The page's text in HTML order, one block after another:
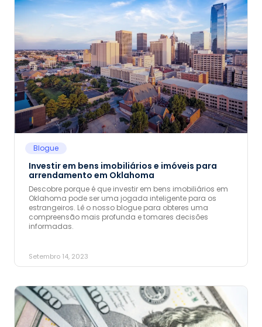
Blogue
Investir em bens imobiliários e imóveis para
arrendamento em Oklahoma
Descobre porque é que investir em bens imobiliários em
Oklahoma pode ser uma jogada inteligente para os
estrangeiros. Lê o nosso blogue para obteres uma
compreensão mais profunda e tomares decisões
informadas.
Setembro 14, 2023